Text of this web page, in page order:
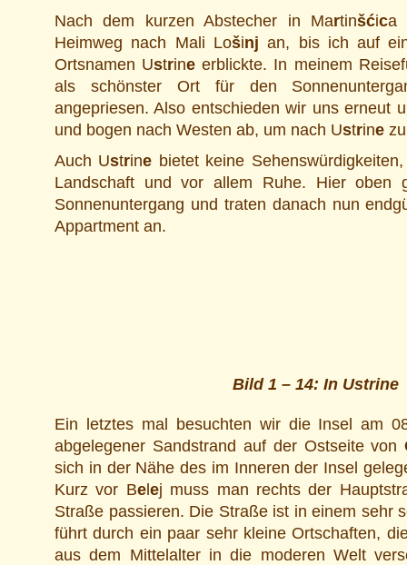
Nach dem kurzen Abstecher in Martinšćica
Heimweg nach Mali Lošinj an, bis ich auf
Ortsnamen Ustrine erblickte. In meinem
als schönster Ort für den
angepriesen. Also entschieden wir uns erneut
und bogen nach Westen ab, um nach Ustrine
Auch Ustrine bietet keine
Landschaft und vor allem Ruhe. Hier oben
Sonnenuntergang und traten danach nun
Appartment an.
Bild 1 – 14: In Ustrine
Ein letztes mal besuchten wir die Insel am
abgelegener Sandstrand auf der Ostseite von
sich in der Nähe des im Inneren der Insel
Kurz vor Bel ej muss man rechts der
Straße passieren. Die Straße ist in einem sehr
führt durch ein paar sehr kleine Ortschaften,
aus dem Mittelalter in die moderen Welt